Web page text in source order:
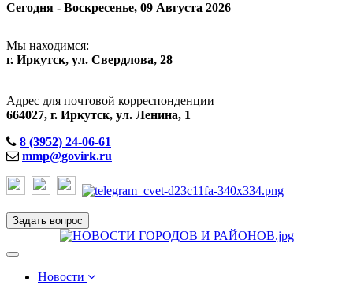
Сегодня - Воскресенье, 09 Августа 2026
Мы находимся:
г. Иркутск, ул. Свердлова, 28
Адрес для почтовой корреспонденции
664027, г. Иркутск, ул. Ленина, 1
8 (3952) 24-06-61
mmp@govirk.ru
Задать вопрос
Toggle
navigationНовости